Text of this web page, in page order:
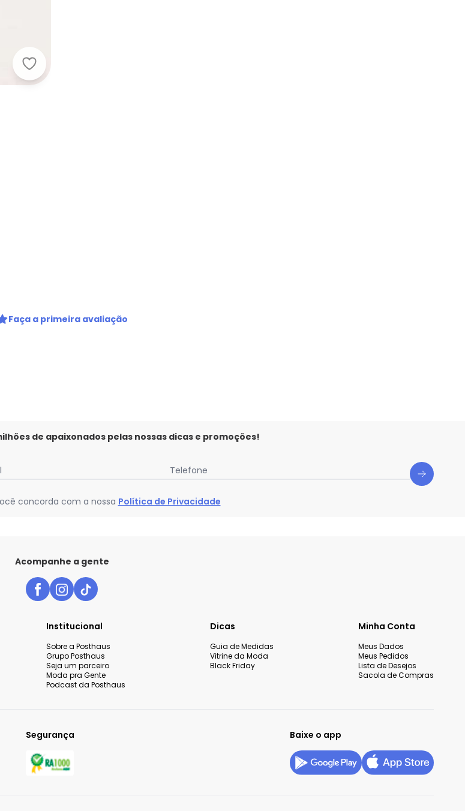
Lança Perfume - Calça Jeans Reta Super High A0004
Faça a primeira avaliação
de apaixonados pelas nossas dicas e promoções!
Telefone
concorda com a nossa Política de Privacidade
Acompanhe a gente
Institucional
Sobre a Posthaus
Grupo Posthaus
Seja um parceiro
Moda pra Gente
Podcast da Posthaus
Dicas
Guia de Medidas
Vitrine da Moda
Black Friday
Minha Conta
Meus Dados
Meus Pedidos
Lista de Desejos
Sacola de Compras
Segurança Baixe o app